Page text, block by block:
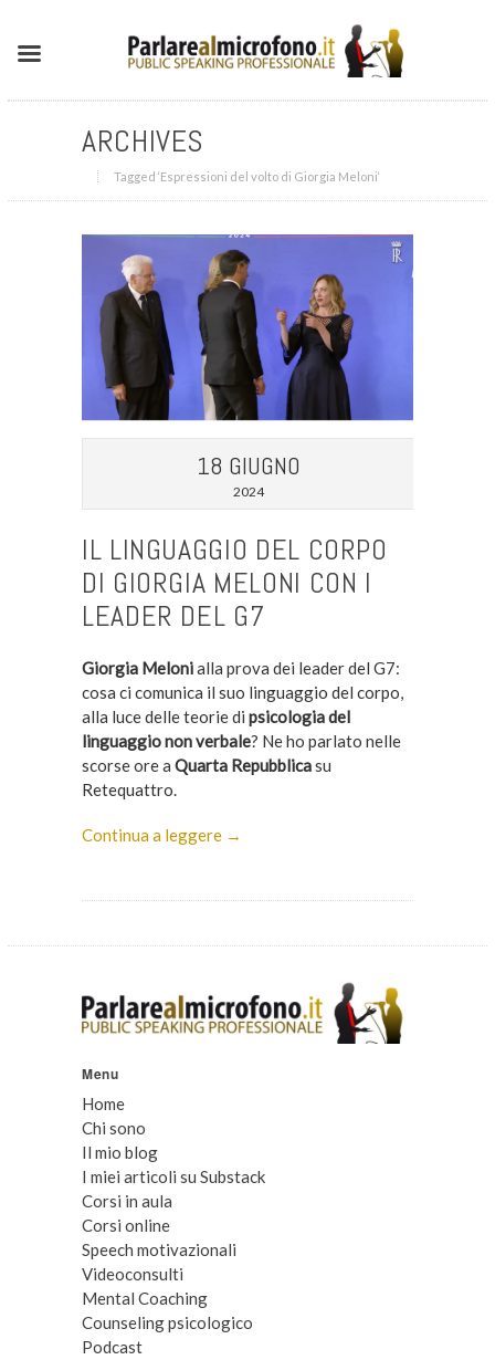
ARCHIVES
Tagged ‘Espressioni del volto di Giorgia Meloni‘
18 GIUGNO
2024
IL LINGUAGGIO DEL CORPO
DI GIORGIA MELONI CON I
LEADER DEL G7
Giorgia Melonialla prova dei leader del G7:
cosa ci comunica il suo linguaggio del corpo,
alla luce delle teorie di psicologia del
linguaggio non verbale? Ne ho parlato nelle
scorse ore a Quarta Repubblicasu
Retequattro.
Continua a leggere →
Menu
Home
Chi sono
Il mio blog
I miei articoli su Substack
Corsi in aula
Corsi online
Speech motivazionali
Videoconsulti
Mental Coaching
Counseling psicologico
Podcast